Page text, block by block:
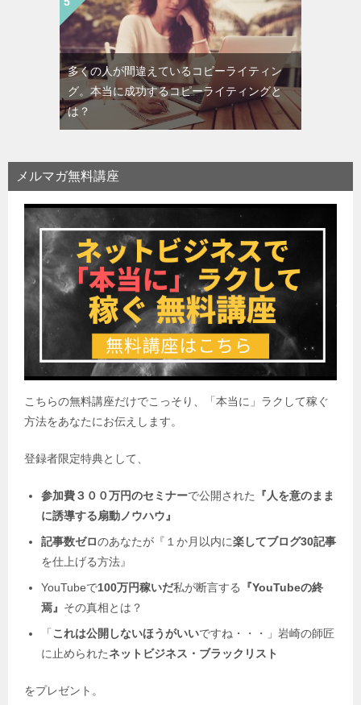
多くの人が間違えているコピーライティン
グ。本当に成功するコピーライティングと
は？
メルマガ無料講座
こちらの無料講座だけでこっそり、「本当に」ラクして稼ぐ
方法をあなたにお伝えします。
登録者限定特典として、
参加費３００万円のセミナーで公開された
『人を意のまま
に誘導する扇動ノウハウ』
記事数ゼロのあなたが『１か月以内に楽してブログ30記事
を仕上げる方法』
YouTubeで100万円稼いだ私が断言する
『YouTubeの終
焉』 その真相とは？
「 これは公開しないほうがいいですね・・・」岩崎の師匠
に止められたネットビジネス・ ブラックリスト
をプレゼント。